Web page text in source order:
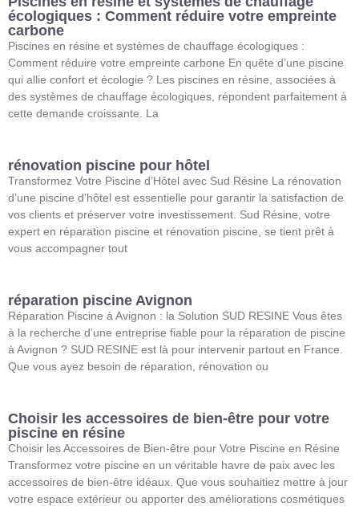
écologiques : Comment réduire votre empreinte
carbone
Piscines en résine et systèmes de chauffage écologiques :
Comment réduire votre empreinte carbone En quête d’une piscine
qui allie confort et écologie ? Les piscines en résine, associées à
des systèmes de chauffage écologiques, répondent parfaitement à
cette demande croissante. La
rénovation piscine pour hôtel
Transformez Votre Piscine d’Hôtel avec Sud Résine La rénovation
d’une piscine d’hôtel est essentielle pour garantir la satisfaction de
vos clients et préserver votre investissement. Sud Résine, votre
expert en réparation piscine et rénovation piscine, se tient prêt à
vous accompagner tout
réparation piscine Avignon
Réparation Piscine à Avignon : la Solution SUD RESINE Vous êtes
à la recherche d’une entreprise fiable pour la réparation de piscine
à Avignon ? SUD RESINE est là pour intervenir partout en France.
Que vous ayez besoin de réparation, rénovation ou
Choisir les accessoires de bien-être pour votre
piscine en résine
Choisir les Accessoires de Bien-être pour Votre Piscine en Résine
Transformez votre piscine en un véritable havre de paix avec les
accessoires de bien-être idéaux. Que vous souhaitiez mettre à jour
votre espace extérieur ou apporter des améliorations cosmétiques